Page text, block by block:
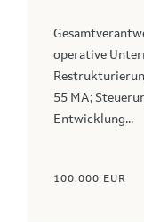
operative
55 MA;
Entwicklung...
100.000 EUR